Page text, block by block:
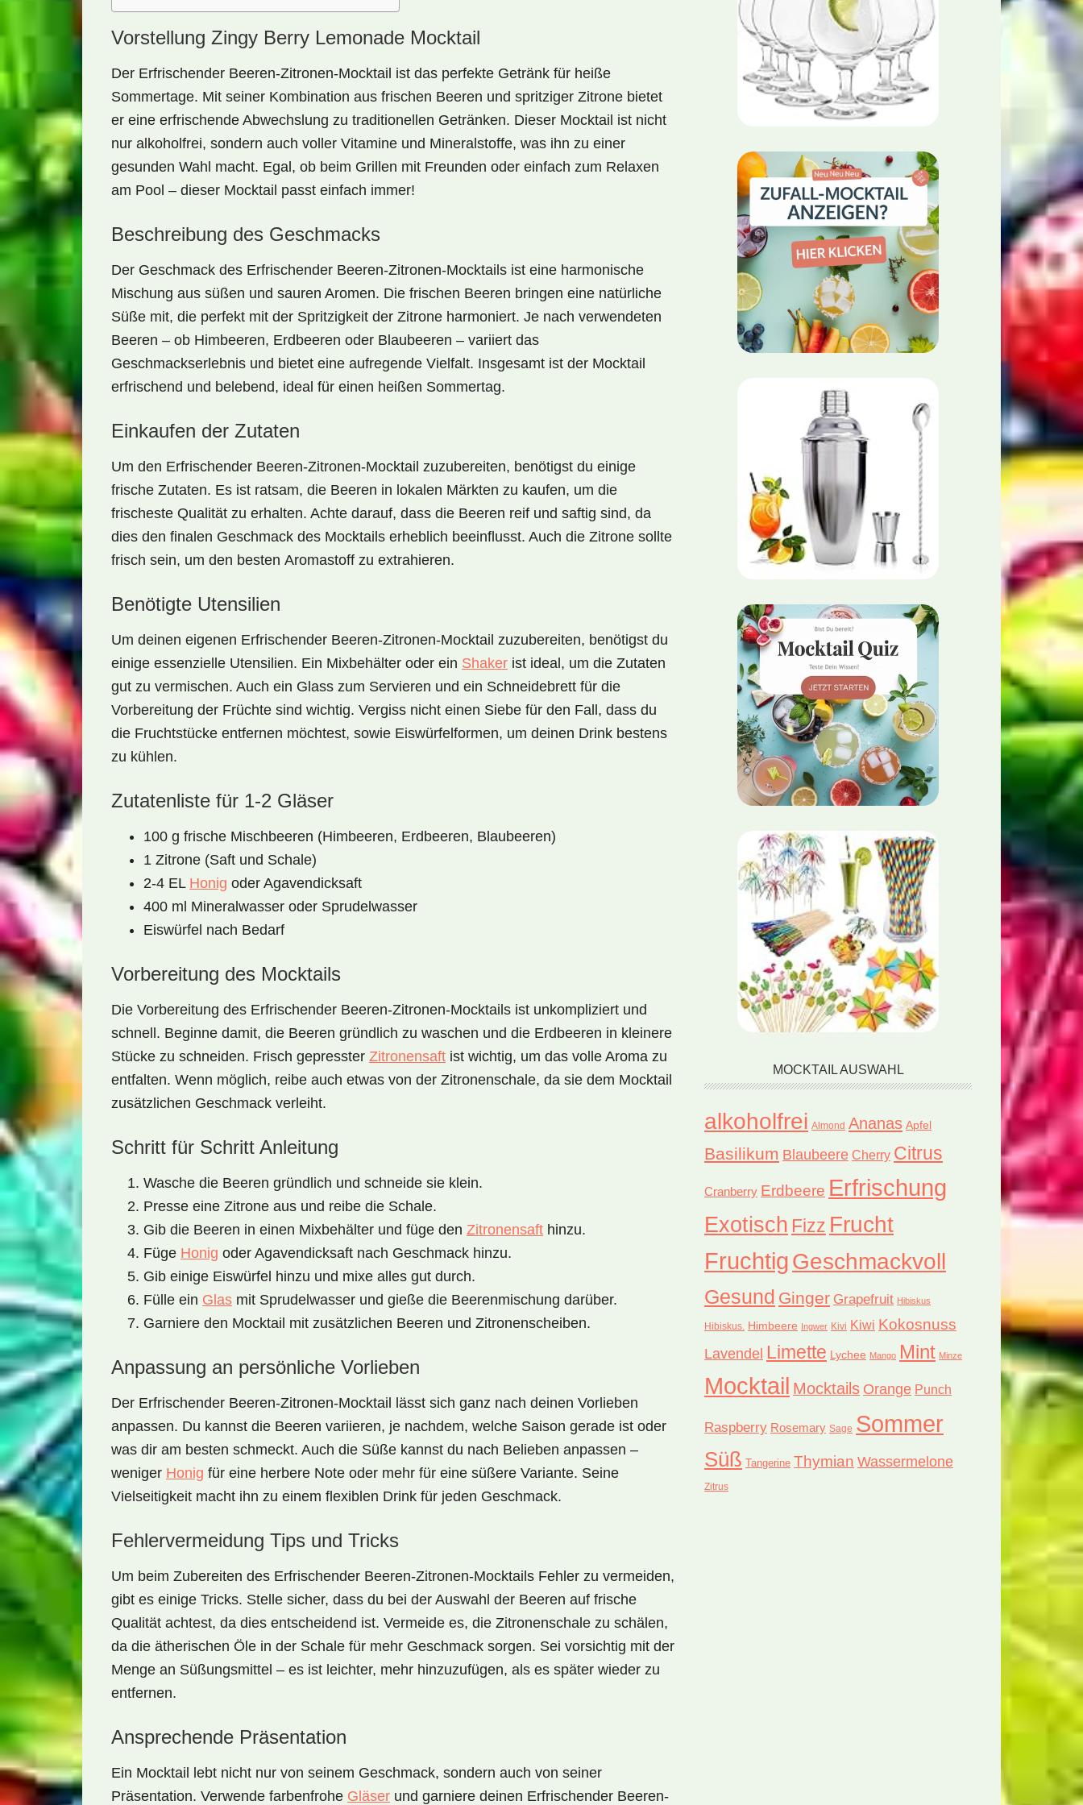
Vorstellung Zingy Berry Lemonade Mocktail
Der Erfrischender Beeren-Zitronen-Mocktail ist das perfekte Getränk für heiße
Sommertage. Mit seiner Kombination aus frischen Beeren und spritziger Zitrone bietet
er eine erfrischende Abwechslung zu traditionellen Getränken. Dieser Mocktail ist nicht
nur alkoholfrei, sondern auch voller Vitamine und Mineralstoffe, was ihn zu einer
gesunden Wahl macht. Egal, ob beim Grillen mit Freunden oder einfach zum Relaxen
am Pool – dieser Mocktail passt einfach immer!
Beschreibung des Geschmacks
Der Geschmack des Erfrischender Beeren-Zitronen-Mocktails ist eine harmonische
Mischung aus süßen und sauren Aromen. Die frischen Beeren bringen eine natürliche
Süße mit, die perfekt mit der Spritzigkeit der Zitrone harmoniert. Je nach verwendeten
Beeren – ob Himbeeren, Erdbeeren oder Blaubeeren – variiert das
Geschmackserlebnis und bietet eine aufregende Vielfalt. Insgesamt ist der Mocktail
erfrischend und belebend, ideal für einen heißen Sommertag.
Einkaufen der Zutaten
Um den Erfrischender Beeren-Zitronen-Mocktail zuzubereiten, benötigst du einige
frische Zutaten. Es ist ratsam, die Beeren in lokalen Märkten zu kaufen, um die
frischeste Qualität zu erhalten. Achte darauf, dass die Beeren reif und saftig sind, da
dies den finalen Geschmack des Mocktails erheblich beeinflusst. Auch die Zitrone sollte
frisch sein, um den besten Aromastoff zu extrahieren.
Benötigte Utensilien
Um deinen eigenen Erfrischender Beeren-Zitronen-Mocktail zuzubereiten, benötigst du
einige essenzielle Utensilien. Ein Mixbehälter oder ein Shaker ist ideal, um die Zutaten
gut zu vermischen. Auch ein Glass zum Servieren und ein Schneidebrett für die
Vorbereitung der Früchte sind wichtig. Vergiss nicht einen Siebe für den Fall, dass du
die Fruchtstücke entfernen möchtest, sowie Eiswürfelformen, um deinen Drink bestens
zu kühlen.
Zutatenliste für 1-2 Gläser
100 g frische Mischbeeren (Himbeeren, Erdbeeren, Blaubeeren)
1 Zitrone (Saft und Schale)
2-4 EL Honig oder Agavendicksaft
400 ml Mineralwasser oder Sprudelwasser
Eiswürfel nach Bedarf
Vorbereitung des Mocktails
Die Vorbereitung des Erfrischender Beeren-Zitronen-Mocktails ist unkompliziert und
schnell. Beginne damit, die Beeren gründlich zu waschen und die Erdbeeren in kleinere
Stücke zu schneiden. Frisch gepresster Zitronensaft ist wichtig, um das volle Aroma zu
entfalten. Wenn möglich, reibe auch etwas von der Zitronenschale, da sie dem Mocktail
zusätzlichen Geschmack verleiht.
Schritt für Schritt Anleitung
Wasche die Beeren gründlich und schneide sie klein.
Presse eine Zitrone aus und reibe die Schale.
Gib die Beeren in einen Mixbehälter und füge den Zitronensaft hinzu.
Füge Honig oder Agavendicksaft nach Geschmack hinzu.
Gib einige Eiswürfel hinzu und mixe alles gut durch.
Fülle ein Glas mit Sprudelwasser und gieße die Beerenmischung darüber.
Garniere den Mocktail mit zusätzlichen Beeren und Zitronenscheiben.
Anpassung an persönliche Vorlieben
Der Erfrischender Beeren-Zitronen-Mocktail
lässt sich ganz nach deinen Vorlieben
anpassen. Du kannst die Beeren variieren, je nachdem, welche Saison gerade ist oder
was dir am besten schmeckt. Auch die Süße kannst du nach Belieben anpassen –
weniger Honig für eine herbere Note oder mehr für eine süßere Variante. Seine
Vielseitigkeit macht ihn zu einem flexiblen Drink für jeden Geschmack.
Fehlervermeidung Tips und Tricks
Um beim Zubereiten des Erfrischender Beeren-Zitronen-Mocktails Fehler zu vermeiden,
gibt es einige Tricks. Stelle sicher, dass du bei der Auswahl der Beeren auf frische
Qualität achtest, da dies entscheidend ist. Vermeide es, die Zitronenschale zu schälen,
da die ätherischen Öle in der Schale für mehr Geschmack sorgen. Sei vorsichtig mit der
Menge an Süßungsmittel – es ist leichter, mehr hinzuzufügen, als es später wieder zu
entfernen.
Ansprechende Präsentation
Ein Mocktail lebt nicht nur von seinem Geschmack, sondern auch von seiner
Präsentation. Verwende farbenfrohe Gläser und garniere deinen Erfrischender Beeren-
MOCKTAIL AUSWAHL
alkoholfrei Almond Ananas Apfel
Basilikum Blaubeere Cherry Citrus
Cranberry Erdbeere Erfrischung
Exotisch Fizz Frucht
FruchtigGeschmackvoll
Gesund Ginger Grapefruit Hibiskus
Hibiskus. Himbeere Ingwer Kivi Kiwi Kokosnuss
Lavendel Limette Lychee Mango Mint Minze
Mocktail Mocktails Orange Punch
Raspberry Rosemary Sage Sommer
Süß Tangerine Thymian Wassermelone
Zitrus